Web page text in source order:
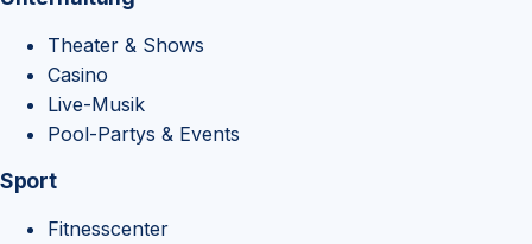
Theater & Shows
Casino
Live-Musik
Pool-Partys & Events
Sport
Fitnesscenter